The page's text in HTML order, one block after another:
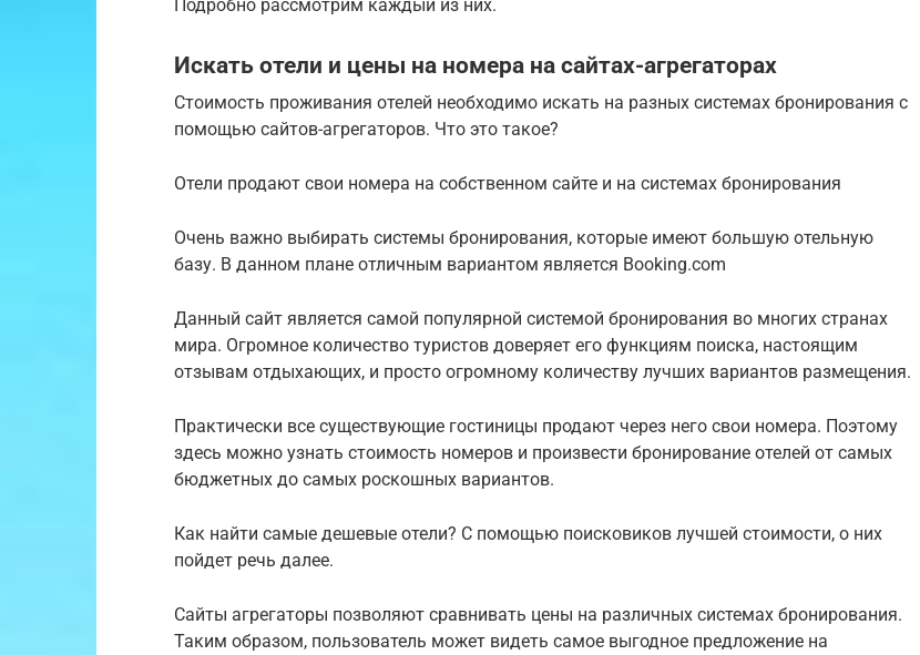
Подробно рассмотрим каждый из них.
Искать отели и цены на номера на сайтах-агрегаторах
Стоимость проживания отелей необходимо искать на разных системах бронирования с
помощью сайтов-агрегаторов. Что это такое?
Отели продают свои номера на собственном сайте и на системах бронирования
Очень важно выбирать системы бронирования, которые имеют большую отельную
базу. В данном плане отличным вариантом является Booking.com
Данный сайт является самой популярной системой бронирования во многих странах
мира. Огромное количество туристов доверяет его функциям поиска, настоящим
отзывам отдыхающих, и просто огромному количеству лучших вариантов размещения.
Практически все существующие гостиницы продают через него свои номера. Поэтому
здесь можно узнать стоимость номеров и произвести бронирование отелей от самых
бюджетных до самых роскошных вариантов.
Как найти самые дешевые отели? С помощью поисковиков лучшей стоимости, о них
пойдет речь далее.
Сайты агрегаторы позволяют сравнивать цены на различных системах бронирования.
Таким образом, пользователь может видеть самое выгодное предложение на